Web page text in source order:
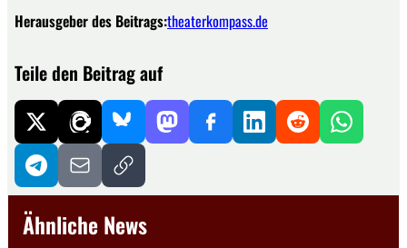
Herausgeber des Beitrags:theaterkompass.de
Teile den Beitrag auf
Ähnliche News